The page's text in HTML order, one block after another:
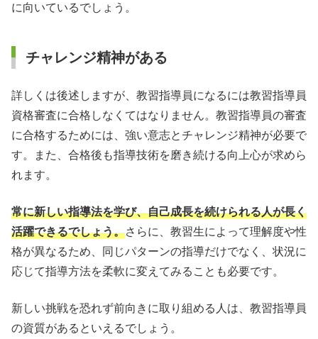
に向いているでしょう。
チャレンジ精神がある
詳しくは後述しますが、教習指導員になるには教習指導員
資格審査に合格しなくてはなりません。教習指導員の審査
に合格するためには、強い意志とチャレンジ精神が必要で
す。また、合格後も指導技術を磨き続ける向上心が求めら
れます。
常に新しい指導法を学び、自己成長を続けられる人が長く
活躍できるでしょう。さらに、教習生によって理解度や性
格が異なるため、同じパターンの指導だけでなく、状況に
応じて指導方法を柔軟に変えてみることも必要です。
新しい挑戦を恐れず前向きに取り組める人は、教習指導員
の資質があるといえるでしょう。